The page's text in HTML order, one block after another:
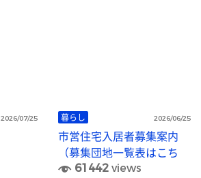
2026/07/25 暮らし 2026/06/25
市営住宅入居者募集案内
（募集団地一覧表はこち
ら）61442views